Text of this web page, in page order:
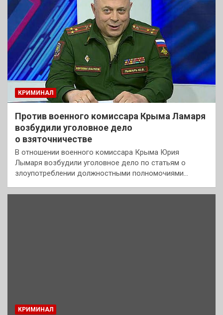
КРИМИНАЛ
Против военного комиссара Крыма Ламаря
возбудили уголовное дело
о взяточничестве
В отношении военного комиссара Крыма Юрия
Лымаря возбудили уголовное дело по статьям о
злоупотреблении должностными полномочиями…
КРИМИНАЛ